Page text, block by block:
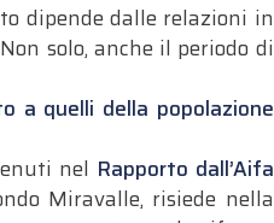
dipende dalle relazioni in
solo, anche il periodo di
a quelli della popolazione
nel Rapporto dall’Aifa
Miravalle, risiede nella